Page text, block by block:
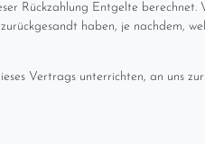
Rückzahlung Entgelte berechnet.
haben, je nachdem,
Vertrags unterrichten, an uns